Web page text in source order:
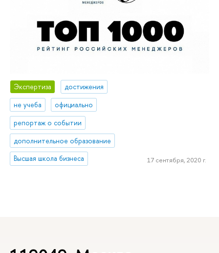
Экспертиза
достижения
не учеба
официально
репортаж о событии
дополнительное образование
Высшая школа бизнеса
17 сентября, 2020 г.